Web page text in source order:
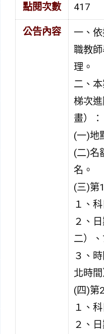
點閱次數 417
公告內容
一、
職教
理。
二、
梯次
畫）：
(一)地
(二)名
名。
(三)第
１、
２、
二）
３、
北時間
(四)第
１、
２、